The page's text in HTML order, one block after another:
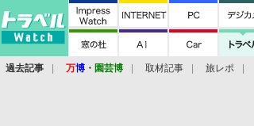
過去記事 万博 ・ 園芸博 取材記事 旅レポ